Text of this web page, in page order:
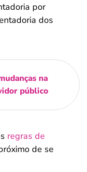
por
dos
na
público
regras de
de se